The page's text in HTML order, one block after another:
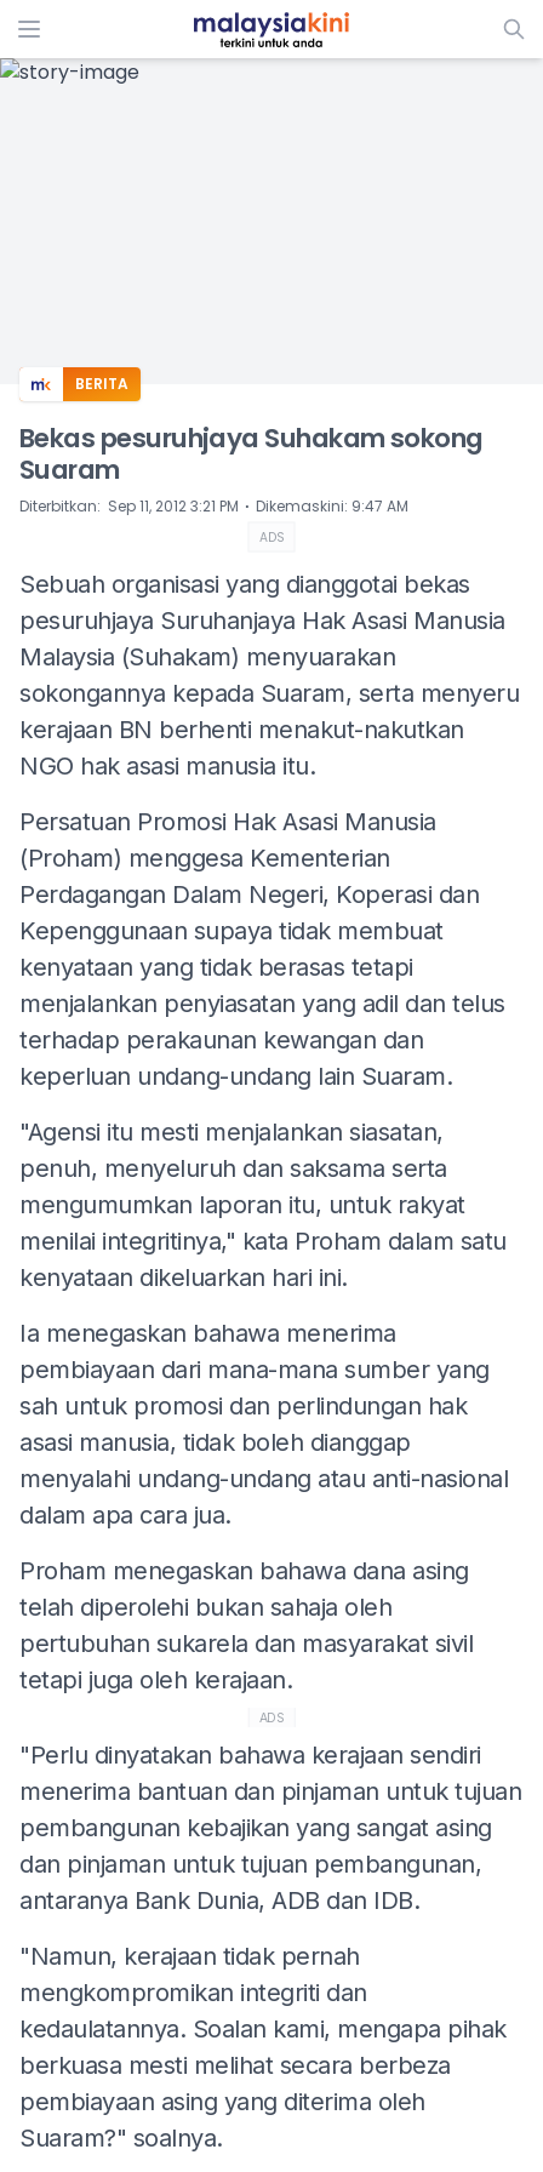
ADS
BERITA
Bekas pesuruhjaya Suhakam sokong
Suaram
Diterbitkan: Sep 11, 2012 3:21 PM ⋅ Dikemaskini: 9:47 AM
ADS
Sebuah organisasi yang dianggotai bekas
pesuruhjaya Suruhanjaya Hak Asasi Manusia
Malaysia (Suhakam) menyuarakan
sokongannya kepada Suaram, serta menyeru
kerajaan BN berhenti menakut-nakutkan
NGO hak asasi manusia itu.
Persatuan Promosi Hak Asasi Manusia
(Proham) menggesa Kementerian
Perdagangan Dalam Negeri, Koperasi dan
Kepenggunaan supaya tidak membuat
kenyataan yang tidak berasas tetapi
menjalankan penyiasatan yang adil dan telus
terhadap perakaunan kewangan dan
keperluan undang-undang lain Suaram.
"Agensi itu mesti menjalankan siasatan,
penuh, menyeluruh dan saksama serta
mengumumkan laporan itu, untuk rakyat
menilai integritinya," kata Proham dalam satu
kenyataan dikeluarkan hari ini.
Ia menegaskan bahawa menerima
pembiayaan dari mana-mana sumber yang
sah untuk promosi dan perlindungan hak
asasi manusia, tidak boleh dianggap
menyalahi undang-undang atau anti-nasional
dalam apa cara jua.
Proham menegaskan bahawa dana asing
telah diperolehi bukan sahaja oleh
pertubuhan sukarela dan masyarakat sivil
tetapi juga oleh kerajaan.
ADS
"Perlu dinyatakan bahawa kerajaan sendiri
menerima bantuan dan pinjaman untuk tujuan
pembangunan kebajikan yang sangat asing
dan pinjaman untuk tujuan pembangunan,
antaranya Bank Dunia, ADB dan IDB.
"Namun, kerajaan tidak pernah
mengkompromikan integriti dan
kedaulatannya. Soalan kami, mengapa pihak
berkuasa mesti melihat secara berbeza
pembiayaan asing yang diterima oleh
Suaram?" soalnya.